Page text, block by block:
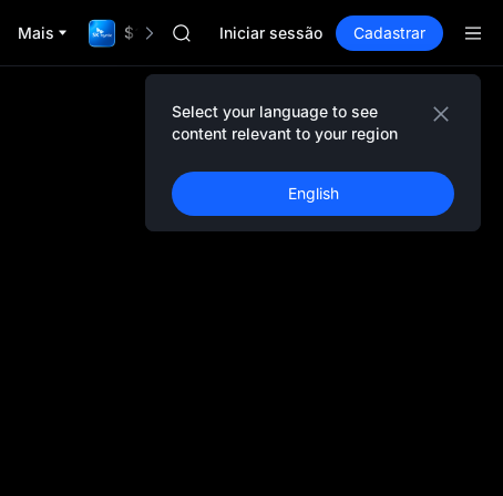
Mais $1,000,000 TradFi Gala
UNITREE
Unitree Future Now Live
SPCX
CASHCAT
UNITREE
Unitree Future Now Live
Iniciar sessão Cadastrar
Select your language to see
content relevant to your region
English